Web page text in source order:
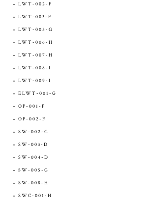
LWT-002-F
LWT-003-F
LWT-005-G
LWT-006-H
LWT-007-H
LWT-008-I
LWT-009-I
ELWT-001-G
OP-001-F
OP-002-F
SW-002-C
SW-003-D
SW-004-D
SW-005-G
SW-008-H
SWC-001-H